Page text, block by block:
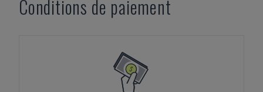
Conditions de paiement